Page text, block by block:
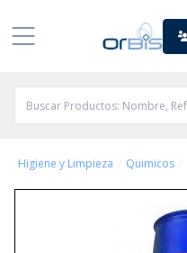
Higiene y Limpieza Quimicos